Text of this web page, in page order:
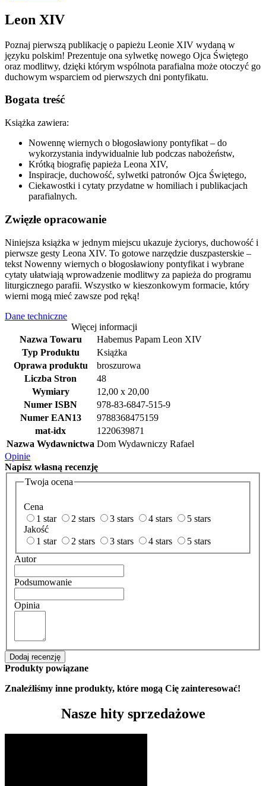
Leon XIV
Poznaj pierwszą publikację o papieżu Leonie XIV wydaną w
języku polskim! Prezentuje ona sylwetkę nowego Ojca Świętego
oraz modlitwy, dzięki którym wspólnota parafialna może otoczyć go
duchowym wsparciem od pierwszych dni pontyfikatu.
Bogata treść
Książka zawiera:
Nowennę wiernych o błogosławiony pontyfikat – do
wykorzystania indywidualnie lub podczas nabożeństw,
Krótką biografię papieża Leona XIV,
Inspiracje, duchowość, sylwetki patronów Ojca Świętego,
Ciekawostki i cytaty przydatne w homiliach i publikacjach
parafialnych.
Zwięzłe opracowanie
Niniejsza książka w jednym miejscu ukazuje życiorys, duchowość i
pierwsze gesty Leona XIV. To gotowe narzędzie duszpasterskie –
tekst Nowenny wiernych o błogosławiony pontyfikat i wybrane
cytaty ułatwiają wprowadzenie modlitwy za papieża do programu
liturgicznego parafii. Wszystko w kieszonkowym formacie, który
wierni mogą mieć zawsze pod ręką!
Dane techniczne
Więcej informacji
Nazwa Towaru
Habemus Papam Leon XIV
Typ Produktu
Książka
Oprawa produktu
broszurowa
Liczba Stron
48
Wymiary
12,00 x 20,00
Numer ISBN
978-83-6847-515-9
Numer EAN13
9788368475159
mat-idx
1220639871
Nazwa Wydawnictwa Dom Wydawniczy Rafael
Opinie
Napisz własną recenzję
Twoja ocena
Cena
1 star
2 stars 3 stars 4 stars
5 stars
Jakość
1 star
2 stars 3 stars 4 stars
5 stars
Autor
Podsumowanie
Opinia
Dodaj recenzję
Produkty powiązane
Znaleźliśmy inne produkty, które mogą Cię zainteresować!
Nasze hity sprzedażowe